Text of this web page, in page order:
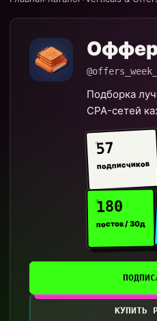
Подборка
CPA-сетей
57
подписчиков
180
постов / 30д
КУПИТЬ